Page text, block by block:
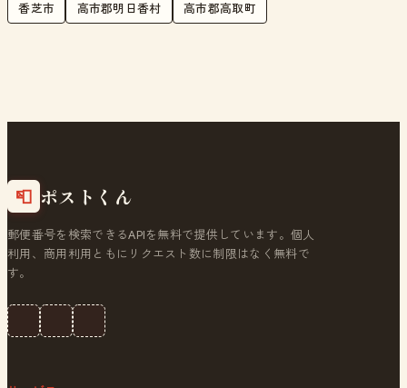
香芝市 高市郡明日香村 高市郡高取町
📮 ポストくん
郵便番号を検索できるAPIを無料で提供しています。個人
利用、商用利用ともにリクエスト数に制限はなく無料で
す。